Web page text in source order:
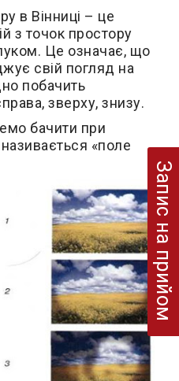
Запис на прийом
в Вінниці – це
з точок простору
Це означає, що
свій погляд на
побачить
зверху, знизу.
бачити при
«поле